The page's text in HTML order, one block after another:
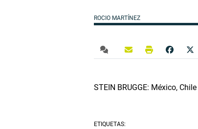
ROCIO MARTÍNEZ
STEIN BRUGGE: México,
ETIQUETAS: